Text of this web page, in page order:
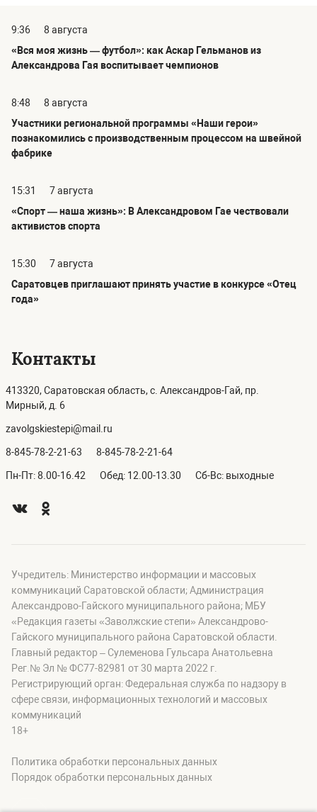
9:36
8 августа
«Вся моя жизнь — футбол»: как Аскар Гельманов из
Александрова Гая воспитывает чемпионов
8:48
8 августа
Участники региональной программы «Наши герои»
познакомились с производственным процессом на швейной
фабрике
15:31
7 августа
«Спорт — наша жизнь»: В Александровом Гае чествовали
активистов спорта
15:30
7 августа
Саратовцев приглашают принять участие в конкурсе «Отец
года»
Контакты
413320, Саратовская область, с. Александров-Гай, пр.
Мирный, д. 6
zavolgskiestepi@mail.ru
8-845-78-2-21-63 8-845-78-2-21-64
Пн-Пт: 8.00-16.42 Обед: 12.00-13.30 Сб-Вс: выходные
Учредитель: Министерство информации и массовых
коммуникаций Саратовской области; Администрация
Александрово-Гайского муниципального района; МБУ
«Редакция газеты «Заволжские степи» Александрово-
Гайского муниципального района Саратовской области.
Главный редактор – Сулеменова Гульсара Анатольевна
Рег.№ Эл № ФС77-82981 от 30 марта 2022 г.
Регистрирующий орган: Федеральная служба по надзору в
сфере связи, информационных технологий и массовых
коммуникаций
18+
Политика обработки персональных данных
Порядок обработки персональных данных